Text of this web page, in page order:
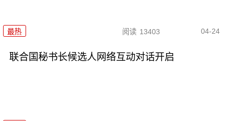
最热 阅读 13403 04-24
联合国秘书长候选人网络互动对话开启